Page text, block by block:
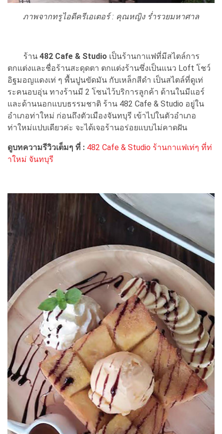
ภาพจากทรูไอดีครีเอเตอร์ : คุณหญิง ร่ำรวยมหาศาล
ร้าน 482 Cafe & Studio เป็นร้านกาแฟที่มีสไตล์การ
ตกแต่งและชื่อร้านสะดุดตา ตกแต่งร้านซึ่งเป็นแนว Loft โชว์
อิฐมอญแดงเท่ ๆ พื้นปูนขัดมัน กับเหล็กสีดำ เป็นสไตล์ที่ดูเท่
ระคนอบอุ่น ทางร้านมี 2 โซนไว้บริการลูกค้า ด้านในมีแอร์
และด้านนอกแบบธรรมชาติ ร้าน 482 Cafe & Studio อยู่ใน
อำเภอท่าใหม่ ก่อนถึงตัวเมืองจันทบุรี เข้าไปในตัวอำเภอ
ท่าใหม่แปบเดียวค่ะ จะได้เจอร้านอร่อยแบบไม่คาดฝัน
ดูบทความรีวิวเต็มๆ ที่ : 482 Cafe & Studio ร้านกาแฟเท่ๆ ที่ท่
าใหม่ จันทบุรี